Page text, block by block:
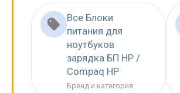
Все Блоки
питания для
ноутбуков
зарядка БП HP /
Compaq HP
Бренд и категория